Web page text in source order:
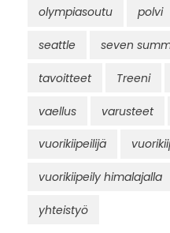
olympiasoutu polvi
seattle seven
tavoitteet Treeni
vaellus varusteet
vuorikiipeilijä
vuorikiipeily himalajalla
yhteistyö